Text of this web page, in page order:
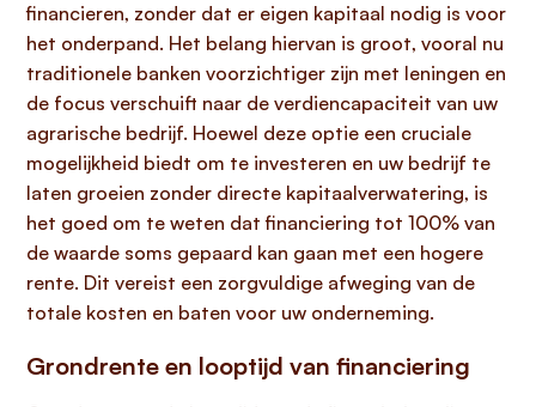
financieren, zonder dat er eigen kapitaal nodig is voor
het onderpand. Het belang hiervan is groot, vooral nu
traditionele banken voorzichtiger zijn met leningen en
de focus verschuift naar de verdiencapaciteit van uw
agrarische bedrijf. Hoewel deze optie een cruciale
mogelijkheid biedt om te investeren en uw bedrijf te
laten groeien zonder directe kapitaalverwatering, is
het goed om te weten dat financiering tot 100% van
de waarde soms gepaard kan gaan met een hogere
rente. Dit vereist een zorgvuldige afweging van de
totale kosten en baten voor uw onderneming.
Grondrente en looptijd van financiering